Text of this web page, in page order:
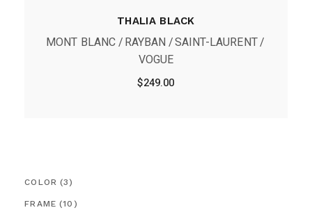
THALIA BLACK
MONT BLANC RAYBAN SAINT-LAURENT
VOGUE
$249.00
COLOR (3)
FRAME (10)